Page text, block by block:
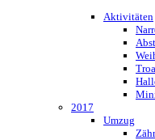
Aktivitäten
2017
Umzug